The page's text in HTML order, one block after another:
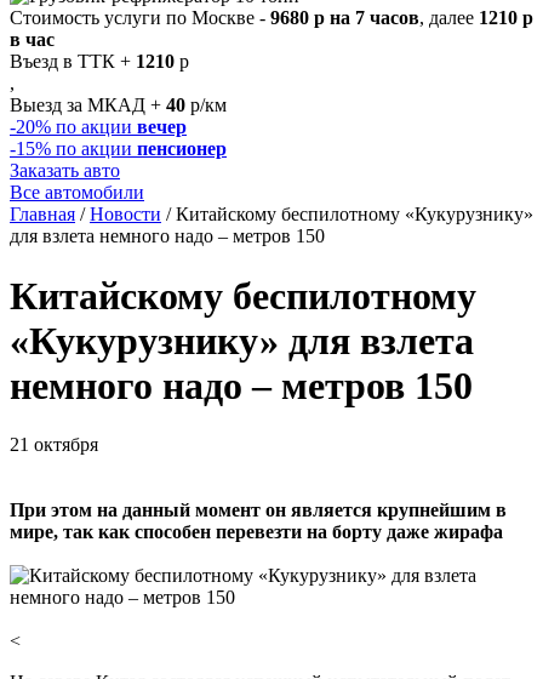
Стоимость услуги по Москве - 9680 р на 7 часов, далее 1210 р
в час
Въезд в ТТК + 1210 р
,
Выезд за МКАД + 40 р/км
-20% по акции вечер
-15% по акции пенсионер
Заказать авто
Все автомобили
Главная /Новости /Китайскому беспилотному «Кукурузнику»
для взлета немного надо – метров 150
Китайскому беспилотному
«Кукурузнику» для взлета
немного надо – метров 150
21 октября
При этом на данный момент он является крупнейшим в
мире, так как способен перевезти на борту даже жирафа
<